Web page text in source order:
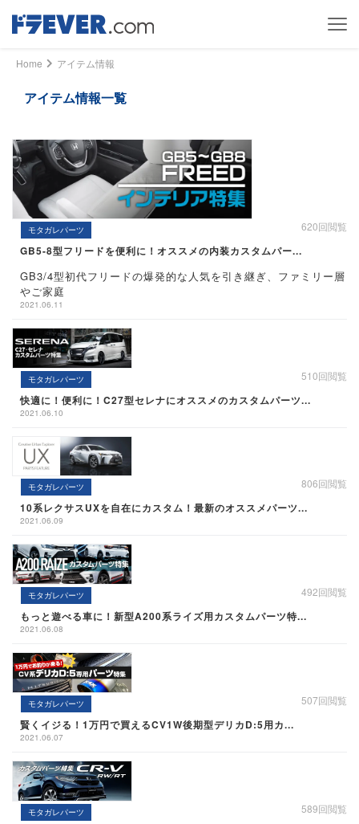
Home アイテム情報
アイテム情報一覧
モタガレパーツ 620回閲覧
GB5-8型フリードを便利に！オススメの内装カスタムパー...
GB3/4型初代フリードの爆発的な人気を引き継ぎ、ファミリー層
やご家庭
2021.06.11
モタガレパーツ 510回閲覧
快適に！便利に！C27型セレナにオススメのカスタムパーツ...
2021.06.10
モタガレパーツ 806回閲覧
10系レクサスUXを自在にカスタム！最新のオススメパーツ...
2021.06.09
モタガレパーツ 492回閲覧
もっと遊べる車に！新型A200系ライズ用カスタムパーツ特...
2021.06.08
モタガレパーツ 507回閲覧
賢くイジる！1万円で買えるCV1W後期型デリカD:5用カ...
2021.06.07
モタガレパーツ 589回閲覧